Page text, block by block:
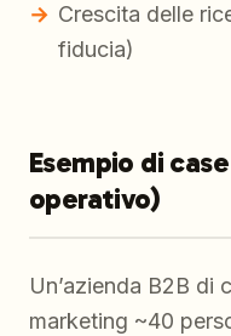
Crescita delle
fiducia)
Esempio di
operativo)
Un’azienda B2B di
marketing ~40